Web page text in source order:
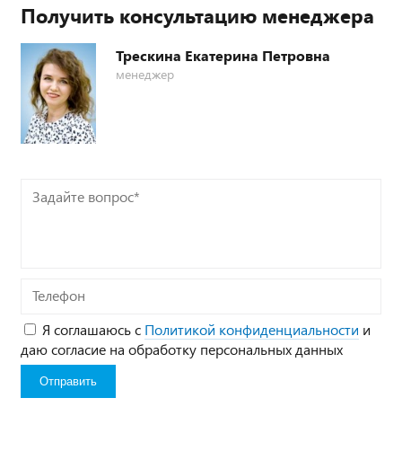
Получить консультацию менеджера
Трескина Екатерина Петровна
менеджер
Задайте
вопрос*
Телефон
Я соглашаюсь с Политикой конфиденциальности и
даю согласие на обработку персональных данных